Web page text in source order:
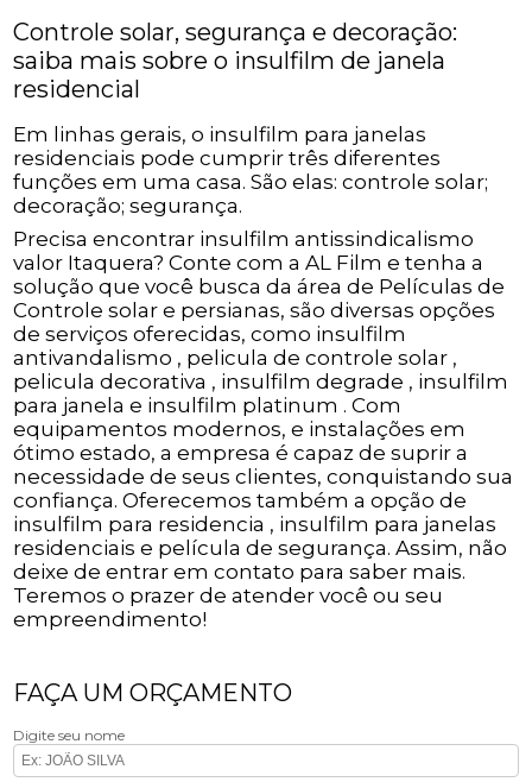
Controle solar, segurança e decoração:
saiba mais sobre o insulfilm de janela
residencial
Em linhas gerais, o insulfilm para janelas
residenciais pode cumprir três diferentes
funções em uma casa. São elas: controle solar;
decoração; segurança.
Precisa encontrar insulfilm antissindicalismo
valor Itaquera? Conte com a AL Film e tenha a
solução que você busca da área de Películas de
Controle solar e persianas, são diversas opções
de serviços oferecidas, como insulfilm
antivandalismo , pelicula de controle solar ,
pelicula decorativa , insulfilm degrade , insulfilm
para janela e insulfilm platinum . Com
equipamentos modernos, e instalações em
ótimo estado, a empresa é capaz de suprir a
necessidade de seus clientes, conquistando sua
confiança. Oferecemos também a opção de
insulfilm para residencia , insulfilm para janelas
residenciais e película de segurança. Assim, não
deixe de entrar em contato para saber mais.
Teremos o prazer de atender você ou seu
empreendimento!
FAÇA UM ORÇAMENTO
Digite seu nome